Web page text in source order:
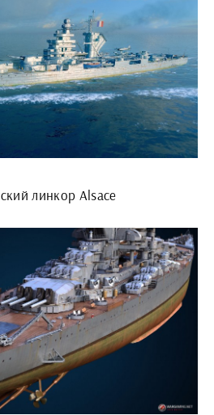
линкор Alsace